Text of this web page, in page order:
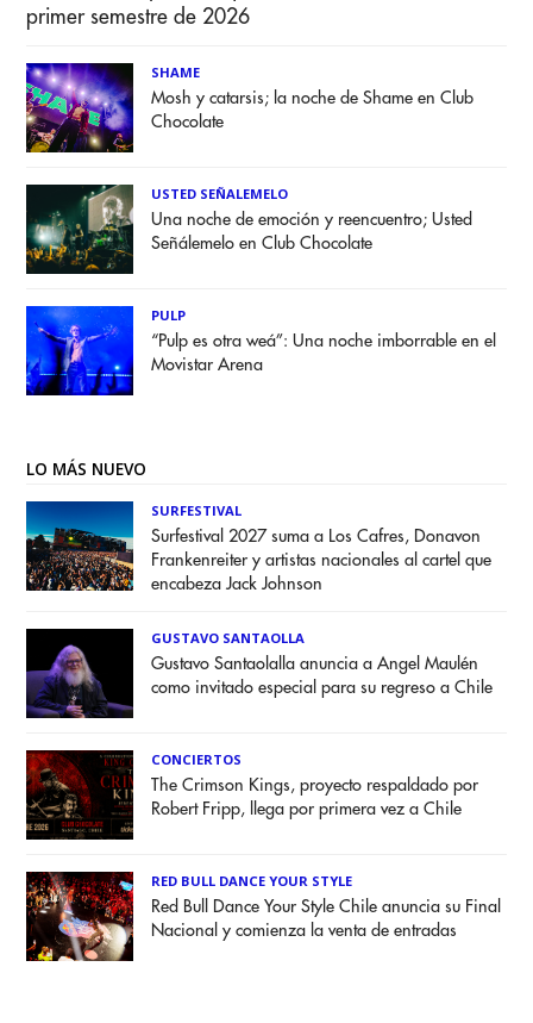
primer semestre de 2026
SHAME
Mosh y catarsis; la noche de Shame en Club
Chocolate
USTED SEÑALEMELO
Una noche de emoción y reencuentro; Usted
Señálemelo en Club Chocolate
PULP
“Pulp es otra weá”: Una noche imborrable en el
Movistar Arena
LO MÁS NUEVO
SURFESTIVAL
Surfestival 2027 suma a Los Cafres, Donavon
Frankenreiter y artistas nacionales al cartel que
encabeza Jack Johnson
GUSTAVO SANTAOLLA
Gustavo Santaolalla anuncia a Angel Maulén
como invitado especial para su regreso a Chile
CONCIERTOS
The Crimson Kings, proyecto respaldado por
Robert Fripp, llega por primera vez a Chile
RED BULL DANCE YOUR STYLE
Red Bull Dance Your Style Chile anuncia su Final
Nacional y comienza la venta de entradas